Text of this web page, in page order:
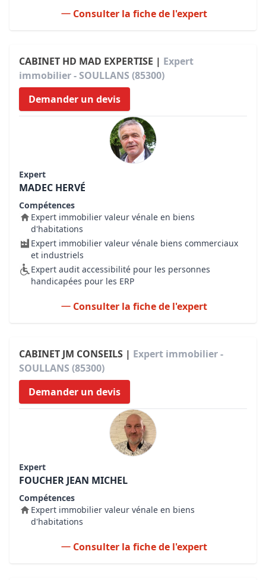
Consulter la fiche de l'expert
CABINET HD MAD EXPERTISE | Expert
immobilier - SOULLANS (85300)
Demander un devis
Expert
MADEC HERVÉ
Compétences
Expert immobilier valeur vénale en biens
d'habitations
Expert immobilier valeur vénale biens commerciaux
et industriels
Expert audit accessibilité pour les personnes
handicapées pour les ERP
Consulter la fiche de l'expert
CABINET JM CONSEILS | Expert immobilier -
SOULLANS (85300)
Demander un devis
Expert
FOUCHER JEAN MICHEL
Compétences
Expert immobilier valeur vénale en biens
d'habitations
Consulter la fiche de l'expert